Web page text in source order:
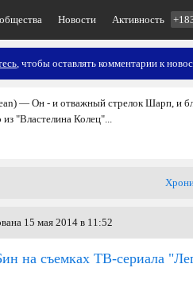
Новости Активность
, чтобы оставлять комментарии к
— Он - и отважный стрелок Шарп, и
"Властелина Колец"...
15 мая 2014 в 11:52
на съемках ТВ-сериала